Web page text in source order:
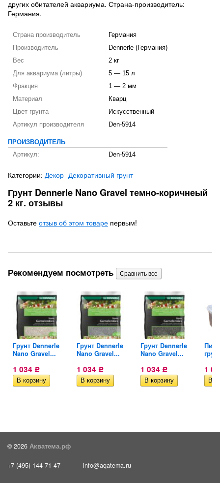
других обитателей аквариума. Страна-производитель:
Германия.
Страна производитель
Германия
Производитель
Dennerle (Германия)
Вес
2 кг
Для аквариума (литры)
5 — 15 л
Фракция
1 — 2 мм
Материал
Кварц
Цвет грунта
Искусственный
Артикул производителя
Den-5914
ПРОИЗВОДИТЕЛЬ
Артикул:
Den-5914
Категории: Декор Декоративный грунт
Грунт Dennerle Nano Gravel темно-коричнеый
2 кг. отзывы
Оставьте отзыв об этом товаре первым!
Рекомендуем посмотреть
Грунт Dennerle
Nano Gravel...
1 034 Р
Грунт Dennerle
Nano Gravel...
1 034 Р
Грунт Dennerle
Nano Gravel...
1 034 Р 1
© 2026 Акватема.рф
+7 (495) 144-71-47 info@aqatema.ru